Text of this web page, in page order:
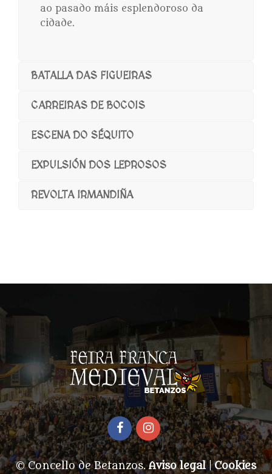
ao pasado máis esplendoroso da
cidade.
BATALLA DAS FIGUEIRAS
CARREIRAS DE BOCOIS
ESCENA DO SÉQUITO
EXPULSIÓN DOS LEPROSOS
REVOLTA IRMANDIÑA
© Concello de Betanzos.Aviso legal|Cookies